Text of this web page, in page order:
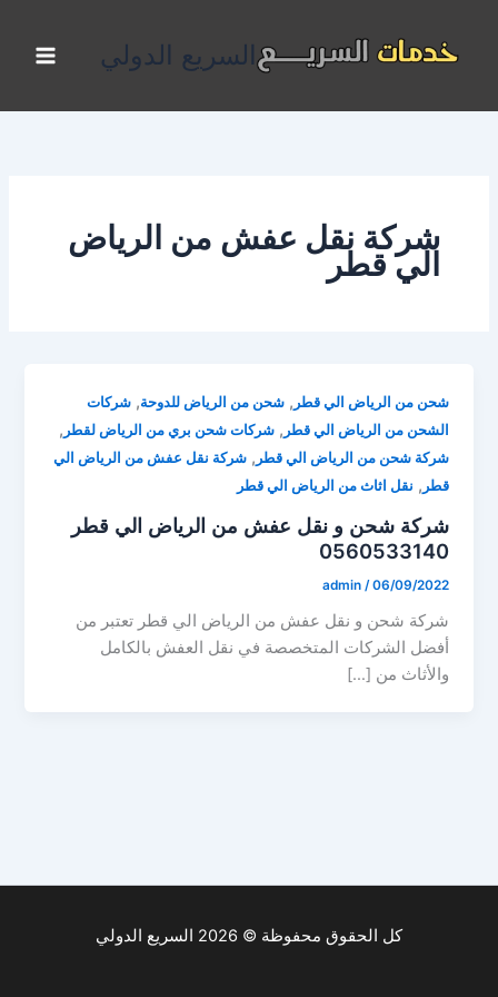
المحتوى
السريع الدولي
شركة نقل عفش من الرياض
الي قطر
شحن من الرياض الي قطر ,شحن من الرياض للدوحة,شركات
الشحن من الرياض الي قطر ,شركات شحن بري من الرياض لقطر ,
شركة شحن من الرياض الي قطر ,شركة نقل عفش من الرياض الي
قطر , نقل اثاث من الرياض الي قطر
شركة شحن و نقل عفش من الرياض الي قطر
0560533140
admin /06/09/2022
شركة شحن و نقل عفش من الرياض الي قطر تعتبر من
أفضل الشركات المتخصصة في نقل العفش بالكامل
والأثاث من […]
كل الحقوق محفوظة © 2026 السريع الدولي